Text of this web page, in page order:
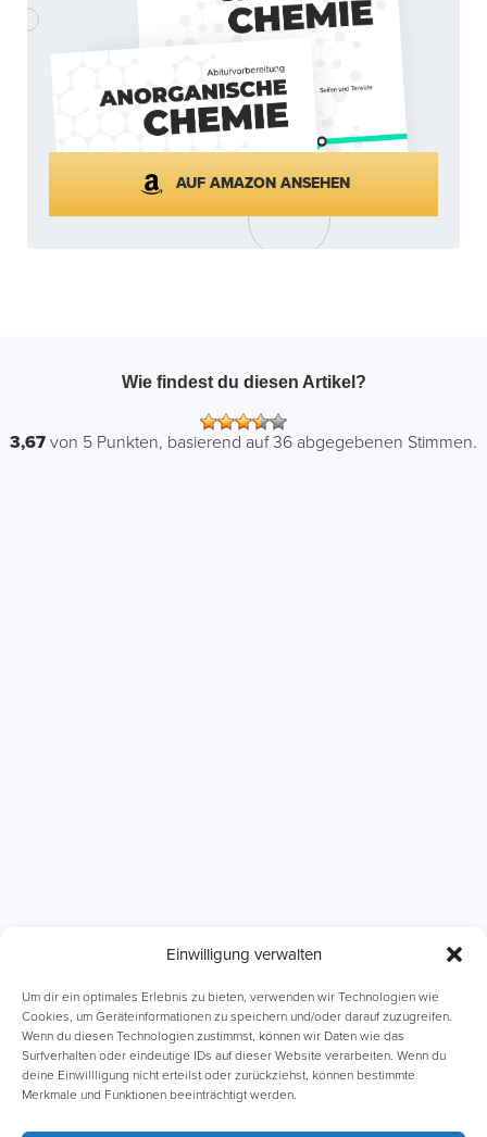
Einwilligung verwalten
Um dir ein optimales Erlebnis zu bieten, verwenden wir Technologien wie
Cookies, um Geräteinformationen zu speichern und/oder darauf zuzugreifen.
Wenn du diesen Technologien zustimmst, können wir Daten wie das
Surfverhalten oder eindeutige IDs auf dieser Website verarbeiten. Wenn du
deine Einwillligung nicht erteilst oder zurückziehst, können bestimmte
Merkmale und Funktionen beeinträchtigt werden.
AUF AMAZON ANSEHEN
Wie findest du diesen Artikel?
3,67 von 5 Punkten, basierend auf36 abgegebenen Stimmen.
ABI Intensivkurse Online-Kurse
Einzelnachhilfe Lernhefte